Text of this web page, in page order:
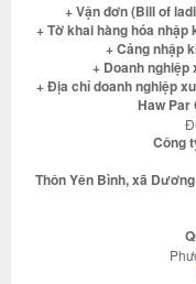
+ Vận đơn (Bill of
+ Tờ khai hàng hóa
+ Cảng nhập
+ Doanh nghiệp
+ Địa chỉ doanh nghiệp
Haw Par
Công
Thôn Yên Bình, xã